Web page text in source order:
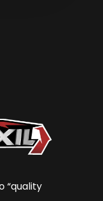
“quality